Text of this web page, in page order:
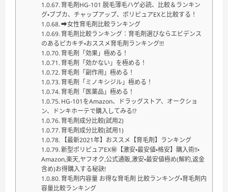
育毛剤HG-101 脱毛薄毛ハゲ必読、比較＆ランキン
グ・ブブカ、チャップアップ、ポリピュアEXと比較する！
➡女性育毛剤比較ランキング
育毛剤比較ランキング：育毛剤選びならエビデンス
のあるピカキチ・おススメ育毛剤ランキング!!!
育毛剤「効果」極める！
育毛剤「効かない」を極める！
育毛剤「副作用」極める！
育毛剤「ミノキシジル」極める！
育毛剤「医薬品」極める！
HG-101をAmazon、ドラッグストア、オークショ
ン、ドンキホーテで購入してみる⁉
育毛剤成分比較(試用2)
育毛剤成分比較(試用1)
【最新2021年】おススメ【育毛剤】ランキング
新型ポリピュアEX㊙【激安・最安値・格安】購入術!!・
Amazon,楽天,ヤフオク,公式通販,激安・最安値極め(解約,返金
含め)お得購入する秘訣!
育毛剤内容量 お得な育毛剤 比較ランキング・育毛剤内
容量比較ランキング